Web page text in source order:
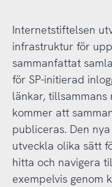
Internetstiftelsen
infrastruktur för
sammanfattat
för SP-initierad
länkar,
kommer att
publiceras. Den
utveckla olika sätt
hitta och navigera
exempelvis genom